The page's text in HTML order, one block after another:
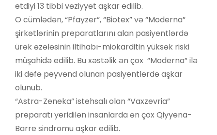
etdiyi 13 tibbi vəziyyət aşkar edilib.
O cümlədən, “Pfayzer”, “Biotex” və “Moderna”
şirkətlərinin preparatlarını alan pasiyentlərdə
ürək əzələsinin iltihabı-miokarditin yüksək riski
müşahidə edilib. Bu xəstəlik ən çox “Moderna” ilə
iki dəfə peyvənd olunan pasiyentlərdə aşkar
olunub.
“Astra-Zeneka” istehsalı olan “Vaxzevria”
preparatı yeridilən insanlarda ən çox Qiyyena-
Barre sindromu aşkar edilib.